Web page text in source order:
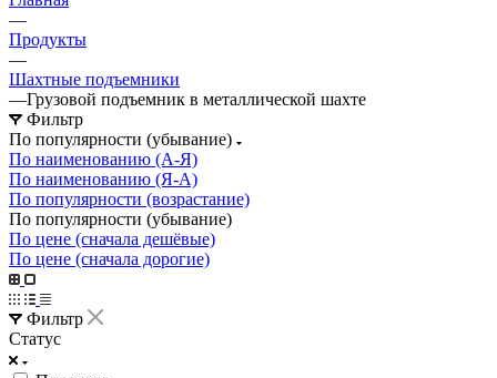
—
Продукты
—
Шахтные подъемники
—Грузовой подъемник в металлической шахте
Фильтр
По популярности (убывание)
По наименованию (А-Я)
По наименованию (Я-А)
По популярности (возрастание)
По популярности (убывание)
По цене (сначала дешёвые)
По цене (сначала дорогие)
Фильтр
Статус